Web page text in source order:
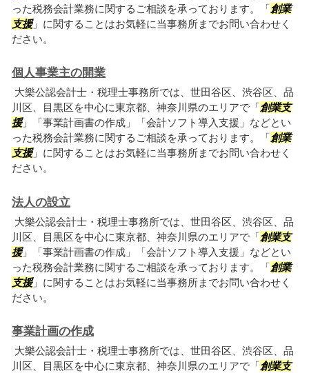
った税務会計業務に関するご相談を承っております。「創業
支援」に関することはお気軽に当事務所までお問い合わせく
ださい。
個人事業主の開業
大樂公認会計士・税理士事務所では、世田谷区、渋谷区、品
川区、目黒区を中心に東京都、神奈川県のエリアで「創業支
援」「事業計画書の作成」「会計ソフト導入支援」などとい
った税務会計業務に関するご相談を承っております。「創業
支援」に関することはお気軽に当事務所までお問い合わせく
ださい。
法人の設立
大樂公認会計士・税理士事務所では、世田谷区、渋谷区、品
川区、目黒区を中心に東京都、神奈川県のエリアで「創業支
援」「事業計画書の作成」「会計ソフト導入支援」などとい
った税務会計業務に関するご相談を承っております。「創業
支援」に関することはお気軽に当事務所までお問い合わせく
ださい。
事業計画の作成
大樂公認会計士・税理士事務所では、世田谷区、渋谷区、品
川区、目黒区を中心に東京都、神奈川県のエリアで「創業支